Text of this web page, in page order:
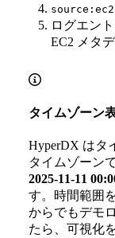
ログエン
EC2 メタ
タイムゾーン
HyperDX はタ
タイムゾーン
2025-11-11
す。時間範囲
からでもデモ
たら、可視化